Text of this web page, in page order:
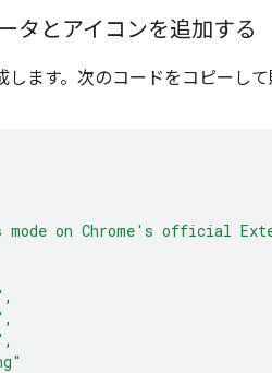
タとアイコンを追加する
します。次のコードをコピーして
mode on Chrome's official
,
,
,